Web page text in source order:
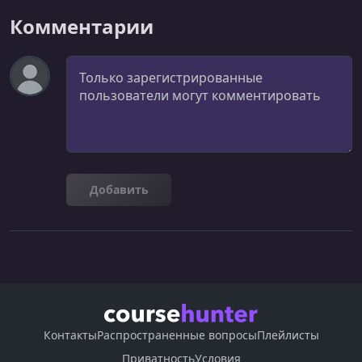
Комментарии
Комментарий
Добавить
КонтактыРаспространенные вопросыПлейлисты
ПриватностьУсловия